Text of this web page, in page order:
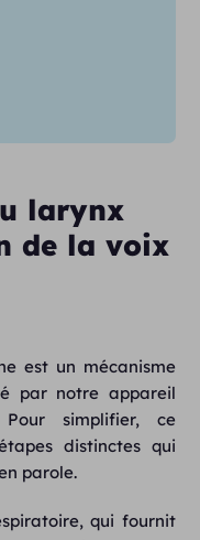
larynx
de la voix
est un mécanisme
par notre appareil
simplifier, ce
distinctes qui
parole.
qui fournit